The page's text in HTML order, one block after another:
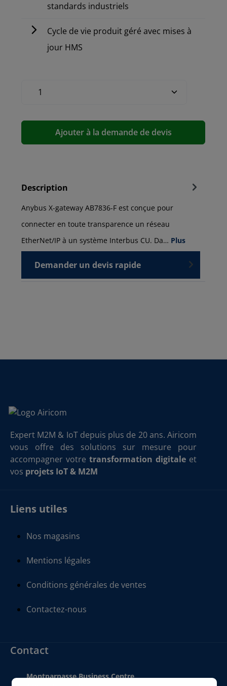
standards industriels
Cycle de vie produit géré avec mises à
jour HMS
Ajouter à la demande de devis
Description
Anybus X-gateway AB7836-F est conçue pour
connecter en toute transparence un réseau
EtherNet/IP à un système Interbus CU. Da… Plus
Demander un devis rapide
Expert M2M & IoT depuis plus de 20 ans. Airicom
vous offre des solutions sur mesure pour
accompagner votre transformation digitale et
vos projets IoT & M2M
Liens utiles
Nos magasins
Mentions légales
Conditions générales de ventes
Contactez-nous
Contact
Montparnasse Business Centre